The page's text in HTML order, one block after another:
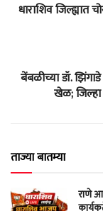
धाराशिव जिल्ह्यात
बेंबळीच्या डॉ.
खेळ;
ताज्या बातम्या
राणे